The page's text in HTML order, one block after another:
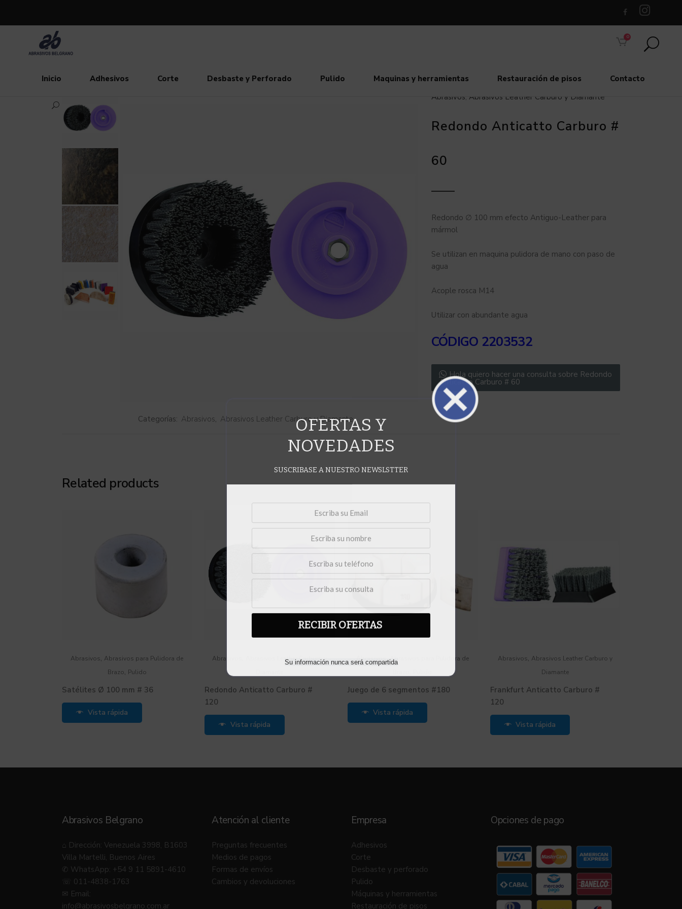
0
Inicio Adhesivos Corte Desbaste y Perforado Pulido Maquinas y herramientas Restauración de pisos
Contacto
Abrasivos, Abrasivos Leather Carburo y Diamante
Redondo Anticatto Carburo #
60
Redondo ∅ 100 mm efecto Antiguo-Leather para
mármol
Se utilizan en maquina pulidora de mano con paso de
agua
Acople rosca M14
Utilizar con abundante agua
CÓDIGO 2203532
Hola quiero hacer una consulta sobre Redondo
Anticatto Carburo # 60
Categorías: Abrasivos, Abrasivos Leather Carburo y Diamante
Related products
Abrasivos, Abrasivos para Pulidora de
Brazo, Pulido
Satélites Ø 100 mm # 36
Vista rápida
Abrasivos
Abrasivos Leather Carburo y
Redondo Anticatto Carburo #
120
Vista rápida
Abrasivos ,Abrasivos para Pulidora de
Juego de 6 segmentos #180
Vista rápida
Abrasivos, Abrasivos Leather Carburo y
Diamante
Frankfurt Anticatto Carburo #
120
Vista rápida
Abrasivos Belgrano
⌂ Dirección: Venezuela 3998, B1603
Villa Martelli, Buenos Aires
✆ WhatsApp: +54 9 11 5891-4610
☏ 011-4838-1763
✉ Email:
info@abrasivosbelgrano.com.ar
Atención al cliente
Preguntas frecuentes
Medios de pagos
Formas de envíos
Cambios y devoluciones
Empresa
Adhesivos
Corte
Desbaste y perforado
Pulido
Máquinas y herramientas
Restauración de pisos
Opciones de pago
OFERTAS Y
NOVEDADES
RECIBIR OFERTAS
Su información nunca será compartida